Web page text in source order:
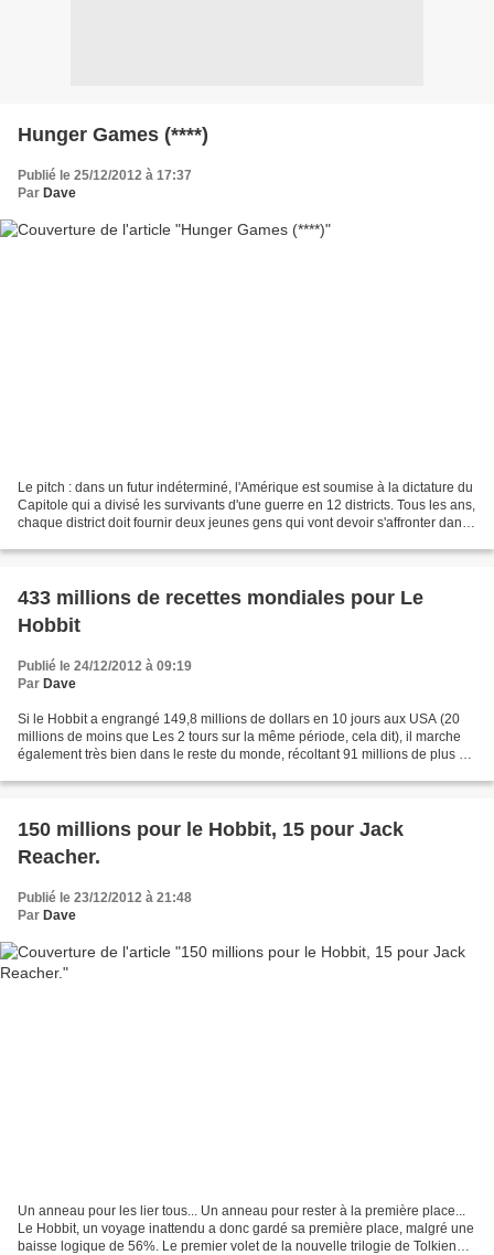
Hunger Games (****)
Publié le 25/12/2012 à 17:37
Par Dave
Le pitch : dans un futur indéterminé, l'Amérique est soumise à la dictature du
Capitole qui a divisé les survivants d'une guerre en 12 districts. Tous les ans,
chaque district doit fournir deux jeunes gens qui vont devoir s'affronter dans
433 millions de recettes mondiales pour Le
Hobbit
Publié le 24/12/2012 à 09:19
Par Dave
Si le Hobbit a engrangé 149,8 millions de dollars en 10 jours aux USA (20
millions de moins que Les 2 tours sur la même période, cela dit), il marche
également très bien dans le reste du monde, récoltant 91 millions de plus ce
150 millions pour le Hobbit, 15 pour Jack
Reacher.
Publié le 23/12/2012 à 21:48
Par Dave
Un anneau pour les lier tous... Un anneau pour rester à la première place...
Le Hobbit, un voyage inattendu a donc gardé sa première place, malgré une
baisse logique de 56%. Le premier volet de la nouvelle trilogie de Tolkien